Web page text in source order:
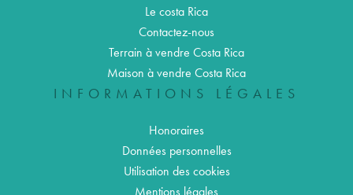
Le costa Rica
Contactez-nous
Terrain à vendre Costa Rica
Maison à vendre Costa Rica
INFORMATIONS LÉGALES
Honoraires
Données personnelles
Utilisation des cookies
Mentions légales